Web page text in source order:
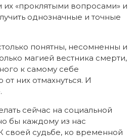
«проклятыми вопросами» и
однозначные и точные
понятны, несомненны и
магией вестника смерти,
к самому себе
них отмахнуться. И
сейчас на социальной
бы каждому из нас
своей судьбе, ко временной